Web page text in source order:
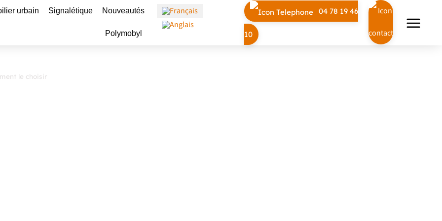
urbain Ouvrir Mobilier urbain
Signalétique Ouvrir Signalétique
Nouveautés
Polymobyl Ouvrir Polymobyl
04 78 19 46
10
le choisir